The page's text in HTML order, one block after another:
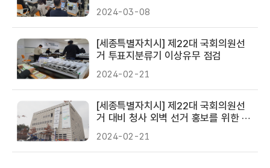
2024-03-08
[세종특별자치시] 제22대 국회의원선
거 투표지분류기 이상유무 점검
2024-02-21
[세종특별자치시] 제22대 국회의원선
거 대비 청사 외벽 선거 홍보를 위한 대
형 현수막 게시
2024-02-21